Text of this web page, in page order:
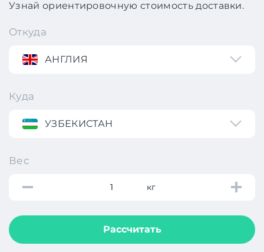
Узнай ориентировочную стоимость доставки.
Откуда
АНГЛИЯ
Куда
УЗБЕКИСТАН
Вес
кг
Рассчитать